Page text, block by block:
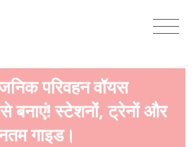
परिवहन वॉयस
बनाएं! स्टेशनों, ट्रेनों और
गाइड।